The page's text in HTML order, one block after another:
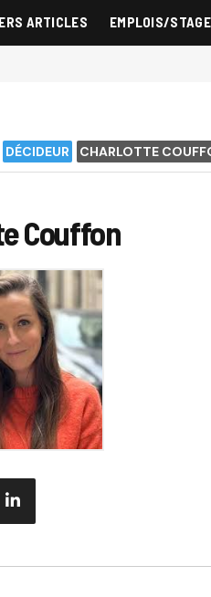
ARTICLES EMPLOIS/
DÉCIDEUR CHARLOTTE
Couffon